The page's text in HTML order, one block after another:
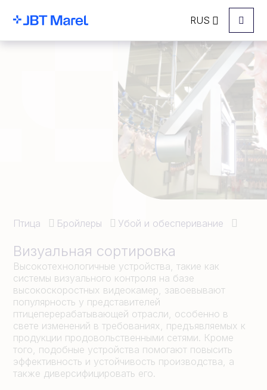
RUS Menu
Птица Бройлеры Убой и обесперивание
Визуальная сортировка
Высокотехнологичные устройства, такие как
системы визуального контроля на базе
высокоскоростных видеокамер, завоевывают
популярность у представителей
птицеперерабатывающей отрасли, особенно в
свете изменений в требованиях, предъявляемых к
продукции продовольственными сетями. Кроме
того, подобные устройства помогают повысить
эффективность и устойчивость производства, а
также диверсифицировать его.